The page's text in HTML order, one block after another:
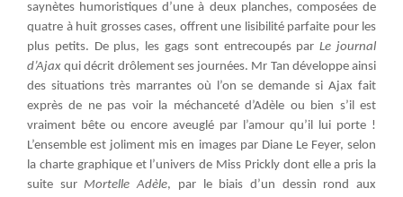
saynètes humoristiques d’une à deux planches, composées de
quatre à huit grosses cases, offrent une lisibilité parfaite pour les
plus petits. De plus, les gags sont entrecoupés parLe journal
d’Ajax qui décrit drôlement ses journées. Mr Tan développe ainsi
des situations très marrantes où l’on se demande si Ajax fait
exprès de ne pas voir la méchanceté d’Adèle ou bien s’il est
vraiment bête ou encore aveuglé par l’amour qu’il lui porte !
L’ensemble est joliment mis en images par Diane Le Feyer, selon
la charte graphique et l’univers de Miss Prickly dont elle a pris la
suite surMortelle Adèle, par le biais d’un dessin rond aux